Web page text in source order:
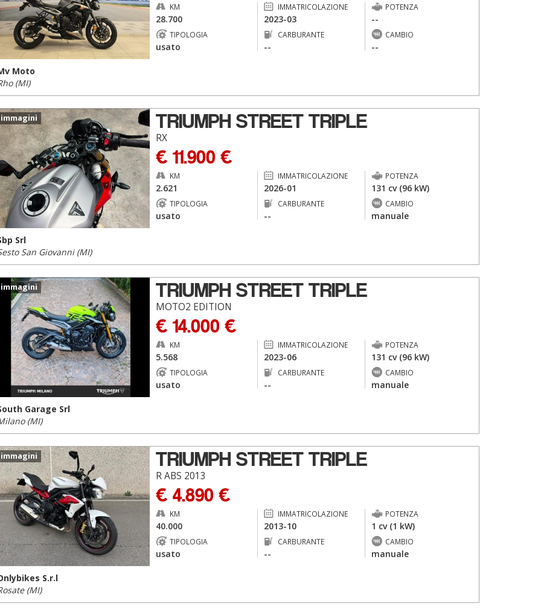
KM
28.700
IMMATRICOLAZIONE
2023-03
POTENZA
--
TIPOLOGIA
usato
CARBURANTE
--
CAMBIO
--
Moto
(MI)
immagini TRIUMPH STREET TRIPLE
RX
€ 11.900 €
KM
2.621
IMMATRICOLAZIONE
2026-01
POTENZA
131 cv (96 kW)
TIPOLOGIA
usato
CARBURANTE
--
CAMBIO
manuale
Srl
San Giovanni (MI)
immagini TRIUMPH STREET TRIPLE
MOTO2 EDITION
€ 14.000 €
KM
5.568
IMMATRICOLAZIONE
2023-06
POTENZA
131 cv (96 kW)
TIPOLOGIA
usato
CARBURANTE
--
CAMBIO
manuale
Garage Srl
(MI)
immagini TRIUMPH STREET TRIPLE
R ABS 2013
€ 4.890 €
KM
40.000
IMMATRICOLAZIONE
2013-10
POTENZA
1 cv (1 kW)
TIPOLOGIA
usato
CARBURANTE
--
CAMBIO
manuale
S.r.l
(MI)